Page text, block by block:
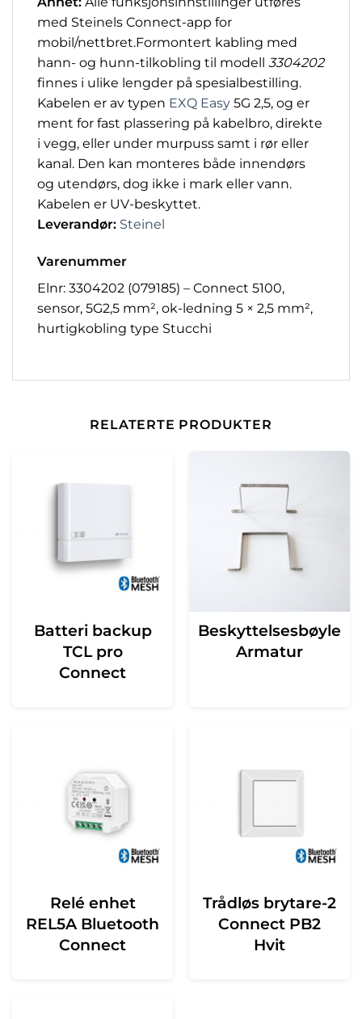
med Steinels Connect-app for
mobil/nettbret.Formontert kabling med
hann- og hunn-tilkobling til modell 3304202
finnes i ulike lengder på spesialbestilling.
Kabelen er av typen EXQ Easy 5G 2,5, og er
ment for fast plassering på kabelbro, direkte
i vegg, eller under murpuss samt i rør eller
kanal. Den kan monteres både innendørs
og utendørs, dog ikke i mark eller vann.
Kabelen er UV-beskyttet.
Leverandør: Steinel
Varenummer
Elnr: 3304202 (079185) – Connect 5100,
sensor, 5G2,5 mm², ok-ledning 5 × 2,5 mm²,
hurtigkobling type Stucchi
RELATERTE PRODUKTER
Batteri backup
TCL pro
Connect
Beskyttelsesbøyle
Armatur
Relé enhet
REL5A Bluetooth
Connect
Trådløs brytare-2
Connect PB2
Hvit